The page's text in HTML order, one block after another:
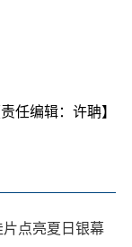
责任编辑：许聃】
点亮夏日银幕